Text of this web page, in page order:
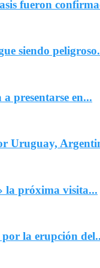
fueron
siendo
presentarse en...
Uruguay,
la próxima visita...
la erupción